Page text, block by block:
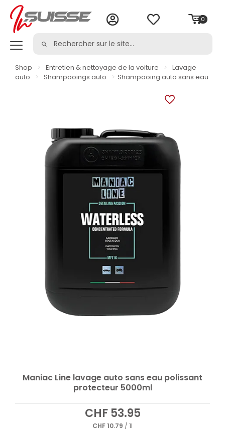
0
Shop > Entretien & nettoyage de la voiture >
Lavage
auto
> Shampooings auto > Shampooing auto sans eau
Maniac Line lavage auto sans eau polissant
protecteur 5000ml
CHF53.95
CHF10.79 / 1l